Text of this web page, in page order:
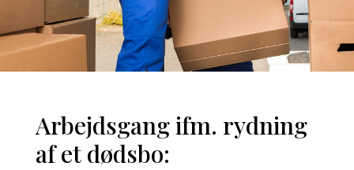
Arbejdsgang ifm. rydning
af et dødsbo: